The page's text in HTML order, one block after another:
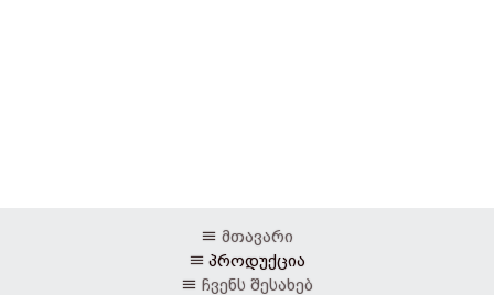
მთავარი
პროდუქცია
ჩვენს შესახებ